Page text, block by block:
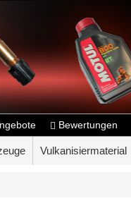
Bewertungen
Vulkanisiermaterial